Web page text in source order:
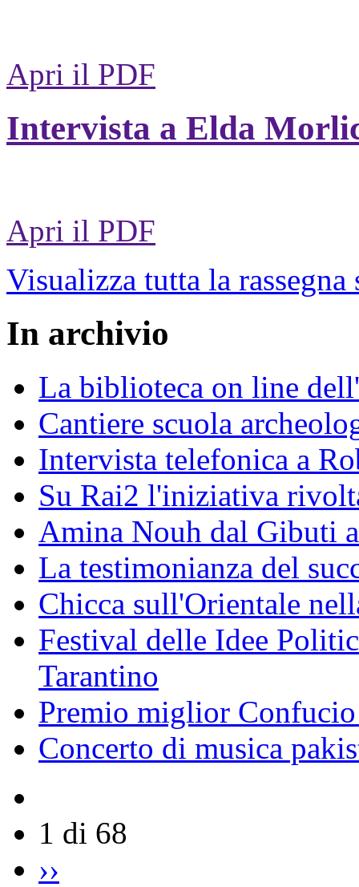
Apri il PDF
Intervista a Elda
Apri il PDF
Visualizza tutta la rassegna
In archivio
La biblioteca on line
Cantiere scuola
Intervista telefonica a
Su Rai2 l'iniziativa
Amina Nouh dal Gibuti
La testimonianza del
Chicca sull'Orientale
Festival delle Idee
Tarantino
Premio miglior
Concerto di musica
1 di 68
››